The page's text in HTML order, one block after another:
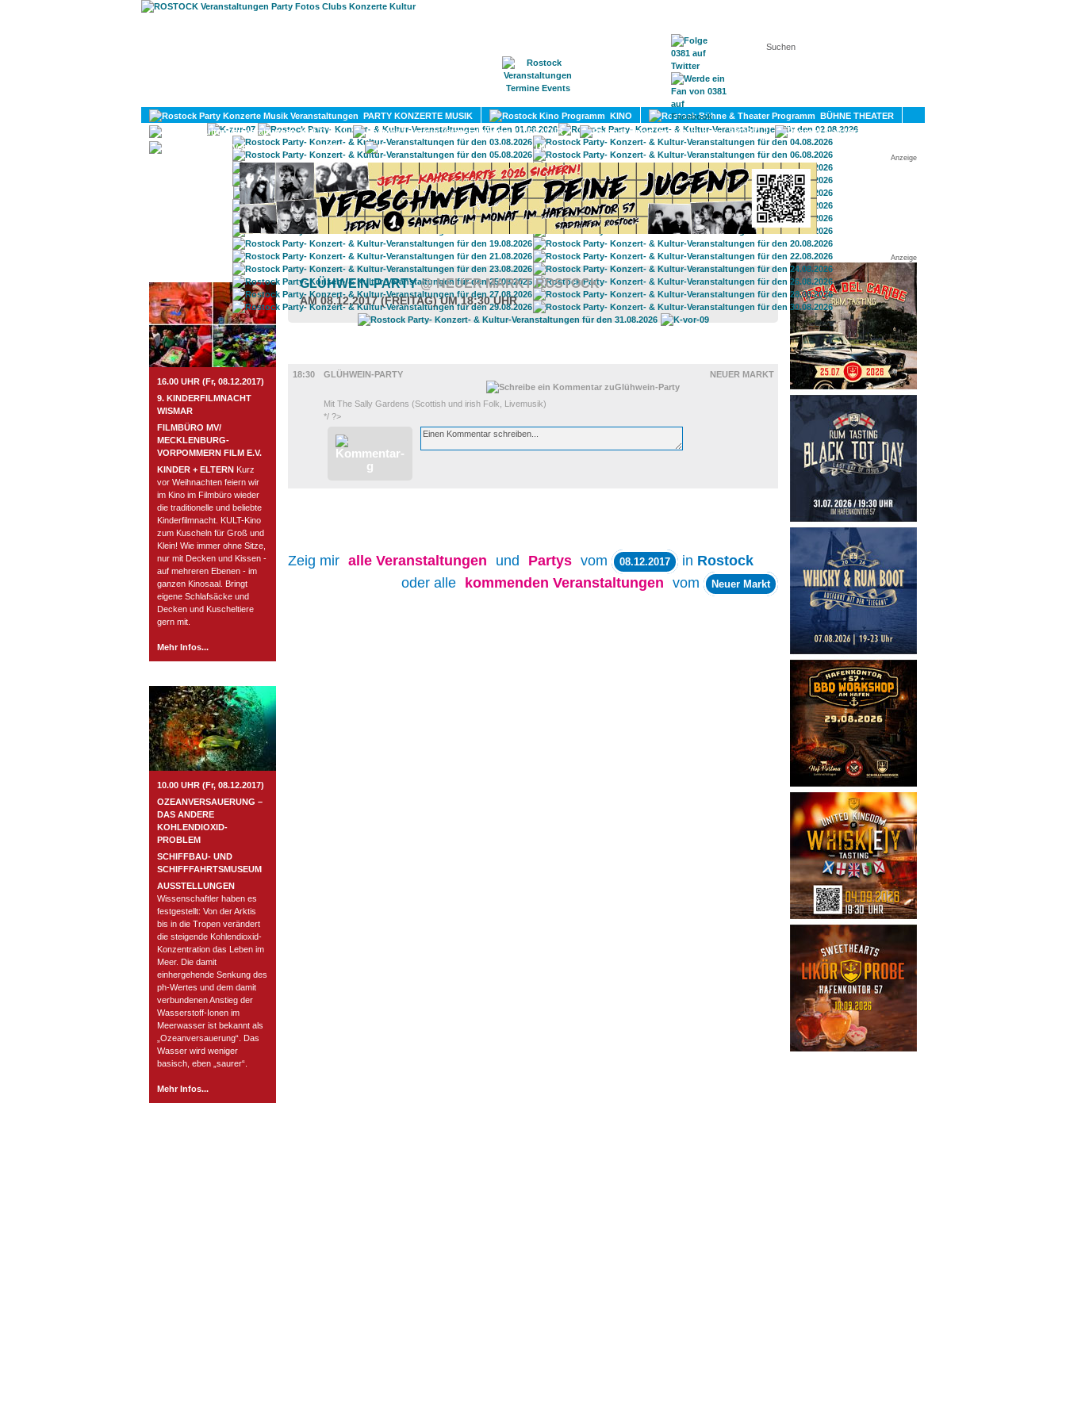
KONTAKT
PARTY KONZERTE MUSIK KINO
BÜHNE THEATER
KULTUR
LITERATUR SPORT
DIVERSES
UMLAND
Anzeige
ROSTOCK TAGESTIPP
16.00 UHR (Fr, 08.12.2017)
9. KINDERFILMNACHT
WISMAR
FILMBÜRO MV/
MECKLENBURG-
VORPOMMERN FILM E.V.
KINDER + ELTERN Kurz
vor Weihnachten feiern wir
im Kino im Filmbüro wieder
die traditionelle und beliebte
Kinderfilmnacht. KULT-Kino
zum Kuscheln für Groß und
Klein! Wie immer ohne Sitze,
nur mit Decken und Kissen -
auf mehreren Ebenen - im
ganzen Kinosaal. Bringt
eigene Schlafsäcke und
Decken und Kuscheltiere
gern mit.
Mehr Infos...
10.00 UHR (Fr, 08.12.2017)
OZEANVERSAUERUNG –
DAS ANDERE
KOHLENDIOXID-
PROBLEM
SCHIFFBAU- UND
SCHIFFFAHRTSMUSEUM
AUSSTELLUNGEN
Wissenschaftler haben es
festgestellt: Von der Arktis
bis in die Tropen verändert
die steigende Kohlendioxid-
Konzentration das Leben im
Meer. Die damit
einhergehende Senkung des
ph-Wertes und dem damit
verbundenen Anstieg der
Wasserstoff-Ionen im
Meerwasser ist bekannt als
„Ozeanversauerung“. Das
Wasser wird weniger
basisch, eben „saurer“.
Mehr Infos...
Anzeige
GLÜHWEIN-PARTY@ NEUER MARKT ROSTOCK
AM 08.12.2017 (FREITAG) UM 18:30 UHR
18:30
GLÜHWEIN-PARTY NEUER MARKT
Mit The Sally Gardens (Scottish und irish Folk, Livemusik)
*/ ?>
Zeig mir alle Veranstaltungen und Partys vom 08.12.2017 in Rostock
oder alle
kommenden Veranstaltungen vom Neuer Markt